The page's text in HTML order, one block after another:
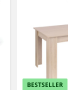
BESTSELLER